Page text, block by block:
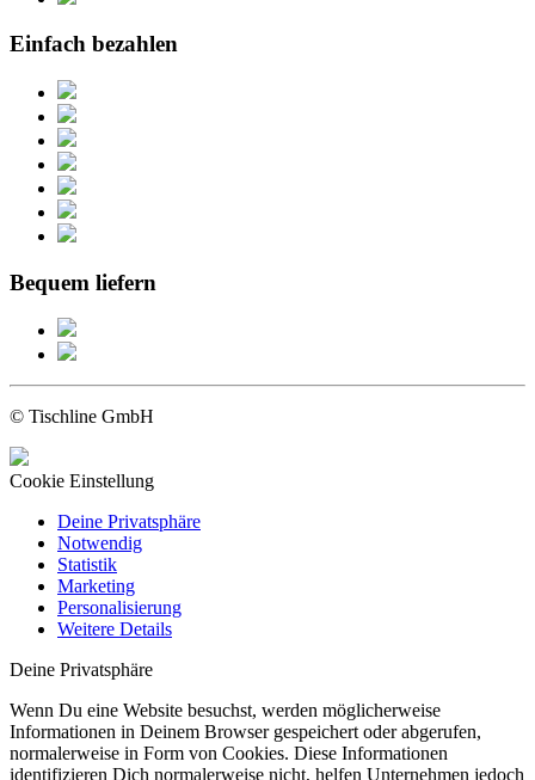
Einfach bezahlen
Bequem liefern
© Tischline GmbH
Cookie Einstellung
Deine Privatsphäre
Notwendig
Statistik
Marketing
Personalisierung
Weitere Details
Deine Privatsphäre
Wenn Du eine Website besuchst, werden möglicherweise
Informationen in Deinem Browser gespeichert oder abgerufen,
normalerweise in Form von Cookies. Diese Informationen
identifizieren Dich normalerweise nicht, helfen Unternehmen jedoch